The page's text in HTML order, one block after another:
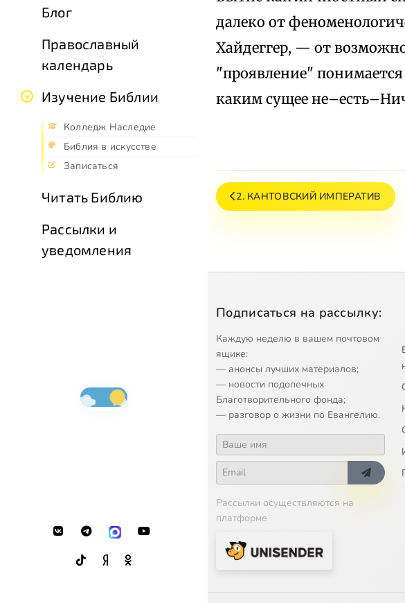
Блог
Православный
календарь
Изучение Библии
Колледж Наследие
Библия в искусстве
Записаться
Читать Библию
Рассылки и
уведомления
далеко от
Хайдеггер, — от
"проявление"
каким сущее
2. КАНТОВСКИЙ ИМПЕРАТИВ
Подписаться на рассылку:
Каждую неделю в вашем почтовом
ящике:
— анонсы лучших материалов;
— новости подопечных
Благотворительного фонда;
— разговор о жизни по Евангелию.
Рассылки осуществляются на
платформе